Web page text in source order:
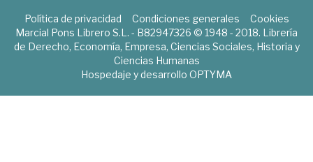
Política de privacidad Condiciones generales
Cookies
Marcial Pons Librero S.L. - B82947326 © 1948 - 2018. Librería
de Derecho, Economía, Empresa, Ciencias Sociales, Historia y
Ciencias Humanas
Hospedaje y desarrollo OPTYMA